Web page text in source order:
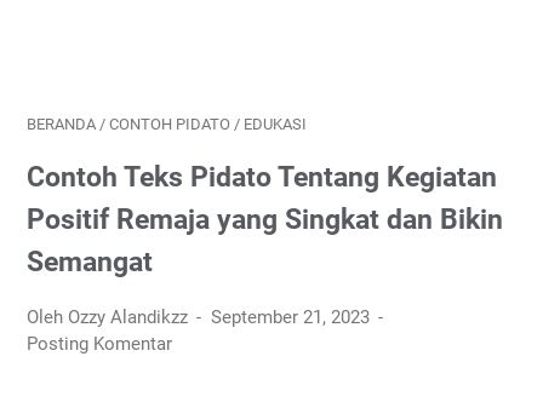
BERANDA / CONTOH PIDATO / EDUKASI
Contoh Teks Pidato Tentang Kegiatan
Positif Remaja yang Singkat dan Bikin
Semangat
Oleh Ozzy Alandikzz
September 21, 2023
Posting Komentar